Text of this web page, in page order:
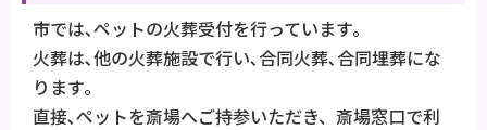
市では､ペットの火葬受付を行っています｡
火葬は､他の火葬施設で行い､合同火葬､合同埋葬にな
ります｡
直接､ペットを斎場へご持参いただき、斎場窓口で利